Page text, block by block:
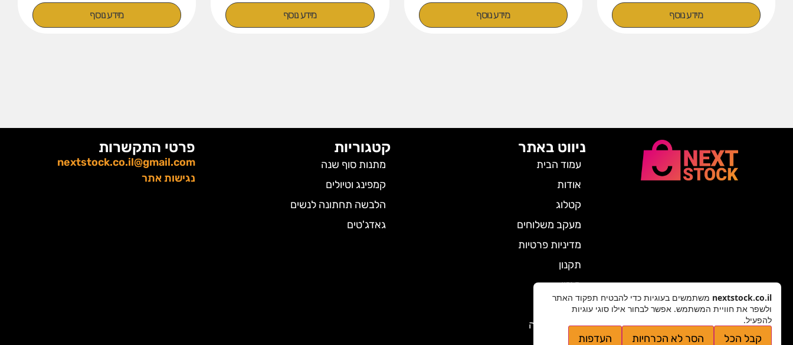
מידע נוסף מידע נוסף מידע נוסף מידע נוסף
ניווט באתר
עמוד הבית
אודות
קטלוג
מעקב משלוחים
מדיניות פרטיות
תקנון
מגזין
צרו קשר
ביטול הזמנה
קטגוריות
מתנות סוף שנה
קמפינג וטיולים
הלבשה תחתונה לנשים
גאדג'טים
פרטי התקשרות
nextstock.co.il@gmail.com
נגישות אתר
nextstock.co.il משתמשים בעוגיות כדי להבטיח תפקוד האתר
ולשפר את חוויית המשתמש. אפשר לבחור אילו סוגי עוגיות
להפעיל.
קבל הכל הסר לא הכרחיות העדפות